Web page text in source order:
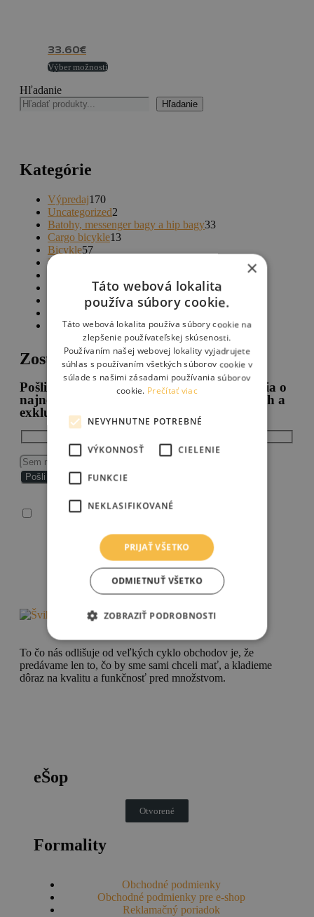
33.60€
Výber možností
Hľadanie
Hľadanie
Kategórie
Výpredaj170
Uncategorized2
Batohy, messenger bagy a hip bagy33
Cargo bicykle13
Bicykle57
Bikepacking
11
Doplnky a Príslušenstvo
Oblečenie34
Zostaň v spojení
Pošli nám svoj email a dostávaj upozornenia o
najnovšom tovare v našom Šope, novinkách a
exkluzívnych akciách.
Súhlasím so spracovaním osobných údajov
Vaše osobné údaje spracúvame v súlade so všeobecným nariadením EÚ o ochrane
osobných údajov (2016/679), („GDPR“), zákonom č. 18/2018 Z. z. o ochrane
osobných údajov a o zmene a doplnení niektorých zákonov a zákonom č. 452/2021
Z. z. o elektronických komunikáciách.
To čo nás odlišuje od veľkých cyklo obchodov je, že
predávame len to, čo by sme sami chceli mať, a kladieme
dôraz na kvalitu a funkčnosť pred množstvom.
eŠop
Otvorené
Formality
Obchodné podmienky
Obchodné podmienky pre e-shop
Reklamačný poriadok
×
Táto webová lokalita
používa súbory cookie.
Táto webová lokalita používa súbory cookie na
zlepšenie používateľskej skúsenosti.
Používaním našej webovej lokality vyjadrujete
súhlas s používaním všetkých súborov cookie v
súlade s našimi zásadami používania súborov
cookie. Prečítať viac
NEVYHNUTNE POTREBNÉ
VÝKONNOSŤ CIELENIE
FUNKCIE
NEKLASIFIKOVANÉ
PRIJAŤ VŠETKO
ODMIETNUŤ VŠETKO
ZOBRAZIŤ PODROBNOSTI